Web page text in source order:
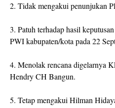
2. Tidak mengakui penunjukan
3. Patuh terhadap hasil
PWI kabupaten/kota pada 22
4. Menolak rencana digelarnya
Hendry CH Bangun.
5. Tetap mengakui Hilman